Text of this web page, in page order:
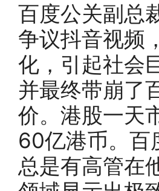
百度公关副总
争议抖音视频
化，引起社会
并最终带崩了
价。港股一天
60亿港币。百
总是有高管在